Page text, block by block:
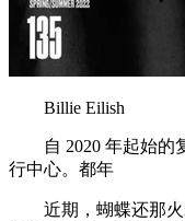
Billie Eilish
自 2020 年起始的
行中心。都年
近期，蝴蝶还那火